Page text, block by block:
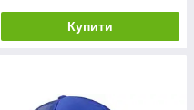
Купити